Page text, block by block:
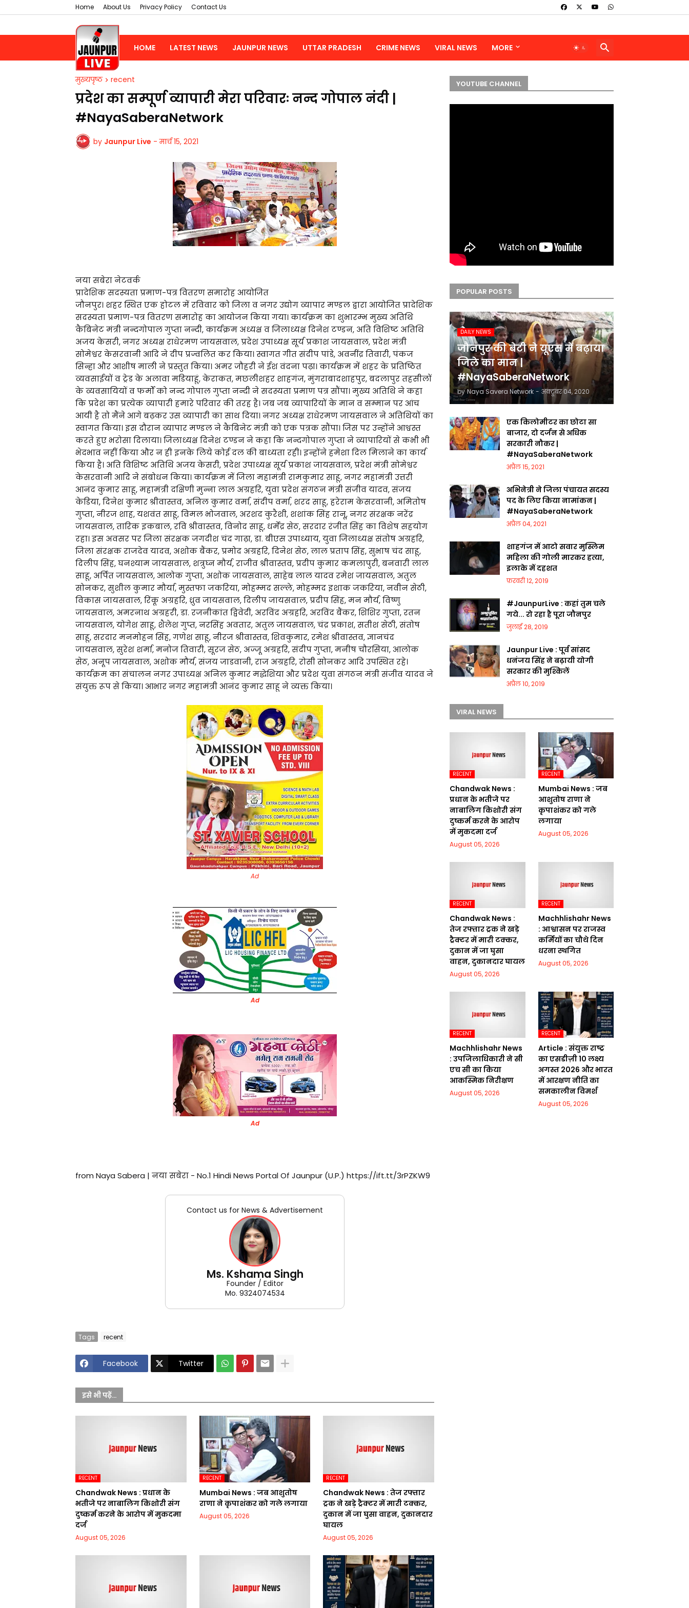
Home About Us Privacy Policy Contact Us
HOME LATEST NEWS JAUNPUR NEWS UTTAR PRADESH CRIME NEWS VIRAL NEWS MORE
मुख्यपृष्ठ recent
प्रदेश का सम्पूर्ण व्यापारी मेरा परिवारः नन्द गोपाल नंदी |
#NayaSaberaNetwork
by Jaunpur Live - मार्च 15, 2021
नया सबेरा नेटवर्क
प्रादेशिक सदस्यता प्रमाण-पत्र वितरण समारोह आयोजित
जौनपुर। शहर स्थित एक होटल में रविवार को जिला व नगर उद्योग व्यापार मण्डल द्वारा आयोजित प्रादेशिक
सदस्यता प्रमाण-पत्र वितरण समारोह का आयोजन किया गया। कार्यक्रम का शुभारम्भ मुख्य अतिथि
कैबिनेट मंत्री नन्दगोपाल गुप्ता नन्दी, कार्यक्रम अध्यक्ष व जिलाध्यक्ष दिनेश टण्डन, अति विशिष्ट अतिथि
अजय केसरी, नगर अध्यक्ष राधेरमण जायसवाल, प्रदेश उपाध्यक्ष सूर्य प्रकाश जायसवाल, प्रदेश मंत्री
सोमेश्वर केसरवानी आदि ने दीप प्रज्वलित कर किया। स्वागत गीत संदीप पांडे, अवनींद्र तिवारी, पंकज
सिन्हा और आशीष माली ने प्रस्तुत किया। अमर जौहरी ने ईश वंदना पढ़ा। कार्यक्रम में शहर के प्रतिष्ठित
व्यवसाईयों व ट्रेड के अलावा मडियाहूं, केराकत, मछलीशहर शाहगंज, मुंगराबादशाहपुर, बदलापुर तहसीलों
के व्यवसायियों व फर्मों को नन्द गोपाल गुप्ता नन्दी ने सदस्यता प्रमाण पत्र सौंपा। मुख्य अतिथि ने कहा
कि प्रदेश का प्रत्येक व्यापारी हमारे परिवार की तरह है। जब जब व्यापारियों के मान व सम्मान पर आंच
आयी है तो मैंने आगे बढ़कर उस व्यापारी का साथ दिया। नगर अध्यक्ष राधेरमण जायसवाल ने अतिथियों का
स्वागत किया। इस दौरान व्यापार मण्डल ने कैबिनेट मंत्री को एक पत्रक सौंपा। जिस पर उन्होंने आश्वस्त
करते हुए भरोसा दिलाया। जिलाध्यक्ष दिनेश टण्डन ने कहा कि नन्दगोपाल गुप्ता ने व्यापारियों से कभी भी
भेदभाव नहीं किया और न ही इनके लिये कोई दल की बाध्यता रही। इन्होंने हमेशा दिल मिलाने का कार्य
किया है। अति विशिष्ट अतिथि अजय केसरी, प्रदेश उपाध्यक्ष सूर्य प्रकाश जायसवाल, प्रदेश मंत्री सोमेश्वर
केसरवानी आदि ने संबोधन किया। कार्यक्रम में जिला महामंत्री रामकुमार साहू, नगर महामंत्री उत्तरी
आनंद कुमार साहू, महामंत्री दक्षिणी मुन्ना लाल अग्रहरि, युवा प्रदेश संगठन मंत्री संजीव यादव, संजय
केडिया, दिनेश कुमार श्रीवास्तव, अनिल कुमार वर्मा, संदीप वर्मा, शरद साहू, हरेराम केसरवानी, अमितोष
गुप्ता, नीरज शाह, यशवंत साहू, विमल भोजवाल, अरशद कुरैशी, शशांक सिंह रानू, नगर संरक्षक नरेंद्र
जायसवाल, तारिक इकबाल, रवि श्रीवास्तव, विनोद साहू, धर्मेंद्र सेठ, सरदार रंजीत सिंह का विशेष सहयोग
रहा। इस अवसर पर जिला संरक्षक जगदीश चंद गाढ़ा, डा. बीएस उपाध्याय, युवा जिलाध्यक्ष संतोष अग्रहरि,
जिला संरक्षक राजदेव यादव, अशोक बैंकर, प्रमोद अग्रहरि, दिनेश सेठ, लाल प्रताप सिंह, सुभाष चंद साहू,
दिलीप सिंह, घनश्याम जायसवाल, शत्रुघ्न मौर्य, राजीव श्रीवास्तव, प्रदीप कुमार कमलापुरी, बनवारी लाल
साहू, अर्पित जायसवाल, आलोक गुप्ता, अशोक जायसवाल, साहेब लाल यादव रमेश जायसवाल, अतुल
सोनकर, सुशील कुमार मौर्या, मुस्तफा जकरिया, मोहम्मद सल्ले, मोहम्मद इशाक जकरिया, नवीन सेठी,
विकास जायसवाल, रिंकू अग्रहरि, ध्रुव जायसवाल, दिलीप जायसवाल, प्रदीप सिंह, मन मौर्य, विष्णु
जायसवाल, अमरनाथ अग्रहरी, डा. रजनीकांत द्विवेदी, अरविंद अग्रहरि, अरविंद बैंकर, शिशिर गुप्ता, रतन
जायसवाल, योगेश साहू, शैलेश गुप्त, नरसिंह अवतार, अतुल जायसवाल, चंद्र प्रकाश, सतीश सेठी, संतोष
साहू, सरदार मनमोहन सिंह, गणेश साहू, नीरज श्रीवास्तव, शिवकुमार, रमेश श्रीवास्तव, ज्ञानचंद
जायसवाल, सुरेश शर्मा, मनोज तिवारी, सूरज सेठ, अज्जू अग्रहरि, संदीप गुप्ता, मनीष चौरसिया, आलोक
सेठ, अनूप जायसवाल, अशोक मौर्य, संजय जाडवानी, राज अग्रहरि, रोसी सोनकर आदि उपस्थित रहे।
कार्यक्रम का संचालन नगर उपाध्यक्ष अनिल कुमार मद्धेशिया और प्रदेश युवा संगठन मंत्री संजीव यादव ने
संयुक्त रूप से किया। आभार नगर महामंत्री आनंद कुमार साहू ने व्यक्त किया।
Ad
Ad
Ad
from Naya Sabera | नया सबेरा - No.1 Hindi News Portal Of Jaunpur (U.P.) https://ift.tt/3rPZKW9
Contact us for News & Advertisement
Ms. Kshama Singh
Founder / Editor
Mo. 9324074534
Tags recent
Facebook Twitter
इसे भी पढ़ें...
RECENT
Chandwak News : प्रधान के
भतीजे पर नाबालिग किशोरी संग
दुष्कर्म करने के आरोप में मुकदमा
दर्ज
August 05, 2026
RECENT
Mumbai News : जब आशुतोष
राणा ने कृपाशंकर को गले लगाया
August 05, 2026
RECENT
Chandwak News : तेज रफ्तार
ट्रक ने खड़े ट्रैक्टर में मारी टक्कर,
दुकान में जा घुसा वाहन, दुकानदार
घायल
August 05, 2026
YOUTUBE CHANNEL
POPULAR POSTS
DAILY NEWS
जौनपुर की बेटी ने यूएस में बढ़ाया
जिले का मान |
#NayaSaberaNetwork
by Naya Savera Network - अक्टूबर 04, 2020
एक किलोमीटर का छोटा सा
बाजार, दो दर्जन से अधिक
सरकारी नौकर |
#NayaSaberaNetwork
अप्रैल 15, 2021
अभिनेत्री ने जिला पंचायत सदस्य
पद के लिए किया नामांकन |
#NayaSaberaNetwork
अप्रैल 04, 2021
शाहगंज में आटो सवार मुस्लिम
महिला की गोली मारकर हत्या,
इलाके में दहशत
फ़रवरी 12, 2019
#JaunpurLive : कहां तुम चले
गये... रो रहा है पूरा जौनपुर
जुलाई 28, 2019
Jaunpur Live : पूर्व सांसद
धनंजय सिंह ने बढ़ायी योगी
सरकार की मुश्किलें
अप्रैल 10, 2019
VIRAL NEWS
RECENT
Chandwak News :
प्रधान के भतीजे पर
नाबालिग किशोरी संग
दुष्कर्म करने के आरोप
में मुकदमा दर्ज
August 05, 2026
RECENT
Mumbai News : जब
आशुतोष राणा ने
कृपाशंकर को गले
लगाया
August 05, 2026
RECENT
Chandwak News :
तेज रफ्तार ट्रक ने खड़े
ट्रैक्टर में मारी टक्कर,
दुकान में जा घुसा
वाहन, दुकानदार घायल
August 05, 2026
RECENT
Machhlishahr News
: आश्वासन पर राजस्व
कर्मियों का चौथे दिन
धरना स्थगित
August 05, 2026
RECENT
Machhlishahr News
: उपजिलाधिकारी ने सी
एच सी का किया
आकस्मिक निरीक्षण
August 05, 2026
RECENT
Article : संयुक्त राष्ट्र
का एसडीज़ी 10 लक्ष्य
अगस्त 2026 और भारत
में आरक्षण नीति का
समकालीन विमर्श
August 05, 2026